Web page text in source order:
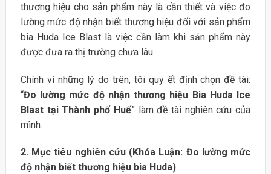
thương hiệu cho sản phẩm này là cần thiết và việc đo
lường mức độ nhận biết thương hiệu đối với sản phẩm
bia Huda Ice Blast là việc cần làm khi sản phẩm này
được đưa ra thị trường chưa lâu.
Chính vì những lý do trên, tôi quy ết định chọn đề tài:
“Đo lường mức độ nhận thương hiệu Bia Huda Ice
Blast tại Thành phố Huế” làm đề tài nghiên cứu của
mình.
2. Mục tiêu nghiên cứu (Khóa Luận: Đo lường mức
độ nhận biết thương hiệu bia Huda)